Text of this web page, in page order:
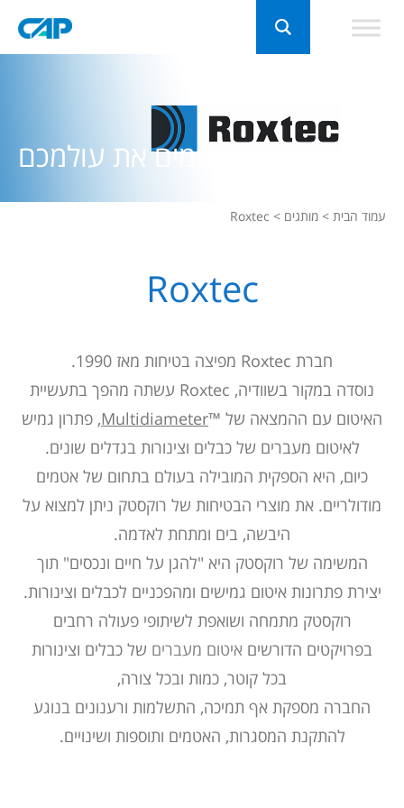
אוטמים את עולמכם
עמוד הבית > מותגים >
Roxtec
Roxtec
חברת Roxtec מפיצה בטיחות מאז 1990.
נוסדה במקור בשוודיה, Roxtec עשתה מהפך בתעשיית
האיטום עם ההמצאה של ™Multidiameter, פתרון גמיש
לאיטום מעברים של כבלים וצינורות בגדלים שונים.
כיום, היא הספקית המובילה בעולם בתחום של אטמים
מודולריים. את מוצרי הבטיחות של רוקסטק ניתן למצוא על
היבשה, בים ומתחת לאדמה.
המשימה של רוקסטק היא "להגן על חיים ונכסים" תוך
יצירת פתרונותאיטום גמישים ומהפכניים לכבלים וצינורות.
רוקסטק מתמחה ושואפת לשיתופי פעולה רחבים
בפרויקטים הדורשים איטום מעברים של כבלים וצינורות
בכל קוטר, כמות ובכל צורה,
החברה מספקת אף תמיכה, התשלמות ורענונים בנוגע
להתקנת המסגרות, האטמים ותוספות ושינויים.